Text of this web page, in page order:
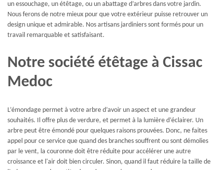
un essouchage, un étêtage, ou un abattage d’arbres dans votre jardin.
Nous ferons de notre mieux pour que votre extérieur puisse retrouver un
design unique et admirable. Nos artisans jardiniers sont formés pour un
travail remarquable et satisfaisant.
Notre société étêtage à Cissac
Medoc
L’émondage permet à votre arbre d’avoir un aspect et une grandeur
souhaités. Il offre plus de verdure, et permet à la lumière d’éclairer. Un
arbre peut être émondé pour quelques raisons prouvées. Donc, ne faites
appel pour ce service que quand des branches souffrent ou sont démolies
par le vent, la couronne doit être réduite pour accélérer une autre
croissance et l'air doit bien circuler. Sinon, quand il faut réduire la taille de